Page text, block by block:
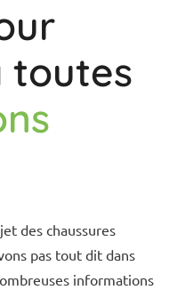
toutes
des chaussures
pas tout dit dans
informations